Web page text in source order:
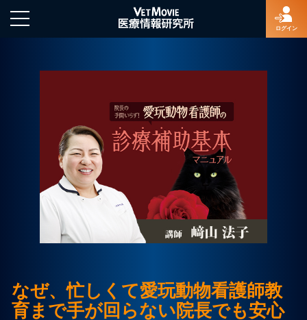
ログイン
HOME
ログイン
新規登録
よくあるご質問
著作権について
なぜ、忙しくて愛玩動物看護師教
育まで手が回らない院長でも安心